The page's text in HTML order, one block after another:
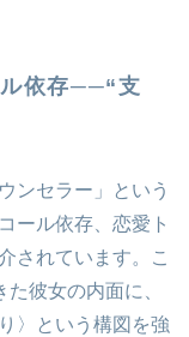
依存──“支
ンセラー」という
ール依存、恋愛ト
されています。こ
彼女の内面に、
〉という構図を強